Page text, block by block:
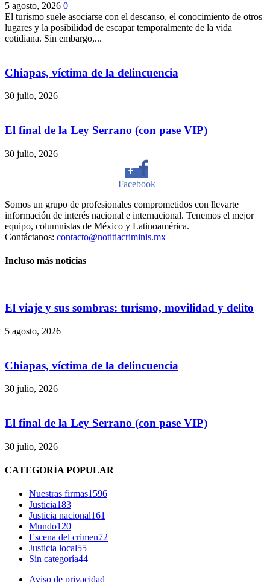
5 agosto, 2026 0
El turismo suele asociarse con el descanso, el conocimiento de otros
lugares y la posibilidad de escapar temporalmente de la vida
cotidiana. Sin embargo,...
Chiapas, víctima de la delincuencia
30 julio, 2026
El final de la Ley Serrano (con pase VIP)
30 julio, 2026
Facebook
Twitter
Somos un grupo de profesionales comprometidos con llevarte
información de interés nacional e internacional. Tenemos el mejor
equipo, columnistas de México y Latinoamérica.
Contáctanos: contacto@notitiacriminis.mx
Incluso más noticias
El viaje y sus sombras: turismo, movilidad y delito
5 agosto, 2026
Chiapas, víctima de la delincuencia
30 julio, 2026
El final de la Ley Serrano (con pase VIP)
30 julio, 2026
CATEGORÍA POPULAR
Nuestras firmas1596
Justicia183
Justicia nacional161
Mundo120
Escena del crimen72
Justicia local55
Sin categoría44
Aviso de privacidad